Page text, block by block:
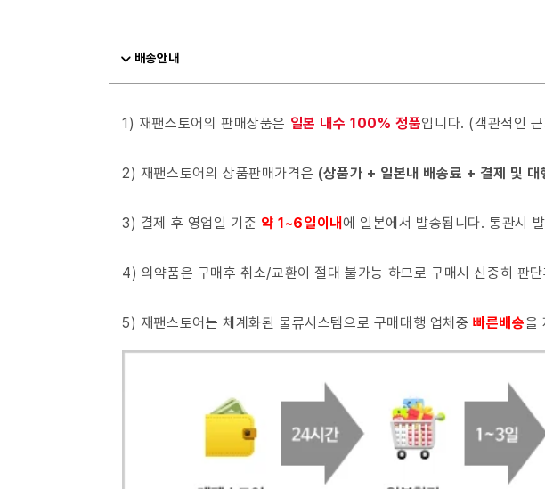
배송안내
1) 재팬스토어의 판매상품은 일본 내수 100% 정품입니다. (객관적인
2) 재팬스토어의 상품판매가격은 (상품가 + 일본내 배송료 + 결제 및 대
3) 결제 후 영업일 기준 약 1~6일이내에 일본에서 발송됩니다. 통관시
4) 의약품은 구매후 취소/교환이 절대 불가능 하므로 구매시 신중히 판
5) 재팬스토어는 체계화된 물류시스템으로 구매대행 업체중빠른배송을